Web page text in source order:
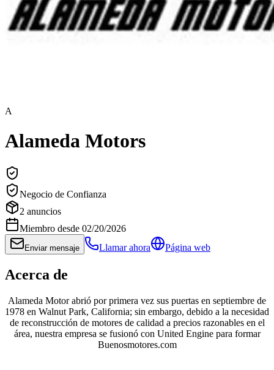
A
Alameda Motors
Negocio de Confianza
2 anuncios
Miembro desde 02/20/2026
Enviar mensaje Llamar ahora Página web
Acerca de
Alameda Motor abrió por primera vez sus puertas en septiembre de
1978 en Walnut Park, California; sin embargo, debido a la necesidad
de reconstrucción de motores de calidad a precios razonables en el
área, nuestra empresa se fusionó con United Engine para formar
Buenosmotores.com